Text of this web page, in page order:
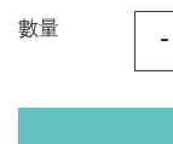
數量 -